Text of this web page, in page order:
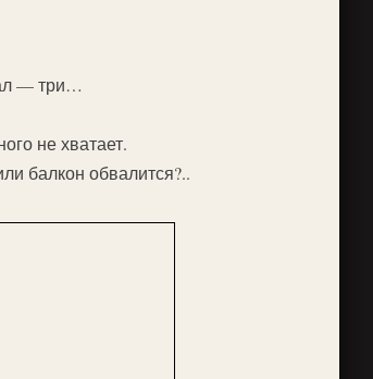
— три…
не хватает.
балкон обвалится?..